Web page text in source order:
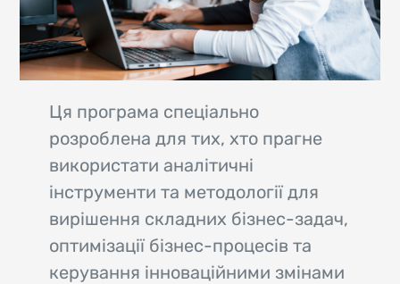
Ця програма спеціально
розроблена для тих, хто прагне
використати аналітичні
інструменти та методології для
вирішення складних бізнес-задач,
оптимізації бізнес-процесів та
керування інноваційними змінами